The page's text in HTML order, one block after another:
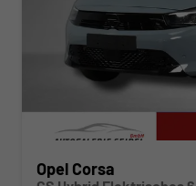
Opel Corsa